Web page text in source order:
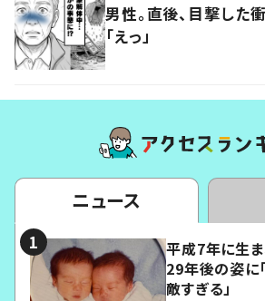
男性。直後、目撃し
「えっ」
ニュース
平成7年に生
29年後の姿に
敵すぎる」